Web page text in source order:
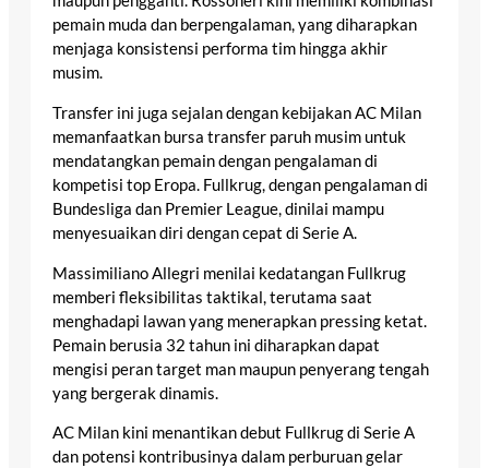
pemain muda dan berpengalaman, yang diharapkan
menjaga konsistensi performa tim hingga akhir
musim.
Transfer ini juga sejalan dengan kebijakan AC Milan
memanfaatkan bursa transfer paruh musim untuk
mendatangkan pemain dengan pengalaman di
kompetisi top Eropa. Fullkrug, dengan pengalaman di
Bundesliga dan Premier League, dinilai mampu
menyesuaikan diri dengan cepat di Serie A.
Massimiliano Allegri menilai kedatangan Fullkrug
memberi fleksibilitas taktikal, terutama saat
menghadapi lawan yang menerapkan pressing ketat.
Pemain berusia 32 tahun ini diharapkan dapat
mengisi peran target man maupun penyerang tengah
yang bergerak dinamis.
AC Milan kini menantikan debut Fullkrug di Serie A
dan potensi kontribusinya dalam perburuan gelar